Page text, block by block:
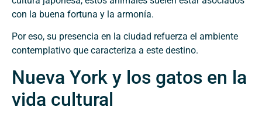
con la buena fortuna y la armonía.
Por eso, su presencia en la ciudad refuerza el ambiente
contemplativo que caracteriza a este destino.
Nueva York y los gatos en la
vida cultural